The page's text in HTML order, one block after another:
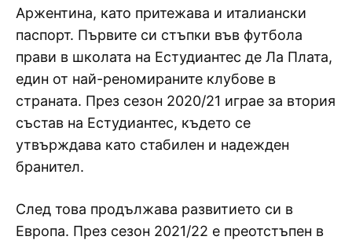
Аржентина, като притежава и италиански
паспорт. Първите си стъпки във футбола
прави в школата на Естудиантес де Ла Плата,
един от най-реномираните клубове в
страната. През сезон 2020/21 играе за втория
състав на Естудиантес, където се
утвърждава като стабилен и надежден
бранител.
След това продължава развитието си в
Европа. През сезон 2021/22 е преотстъпен в